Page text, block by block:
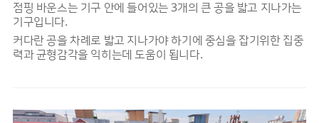
점핑 바운스는 기구 안에 들어있는 3개의 큰 공을 밟고 지나가는
기구입니다.
커다란 공을 차례로 밟고 지나가야 하기에 중심을 잡기위한 집중
력과 균형감각을 익히는데 도움이 됩니다.